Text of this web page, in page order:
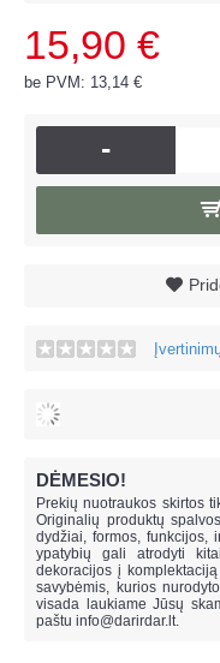
15,90 €
be PVM: 13,14 €
-
DĖMESIO!
Prekių nuotraukos skirtos
Originalių produktų
dydžiai, formos, funkcijos,
ypatybių gali atrodyti
dekoracijos į
savybėmis, kurios
visada laukiame Jūsų
paštu info@darirdar.lt.